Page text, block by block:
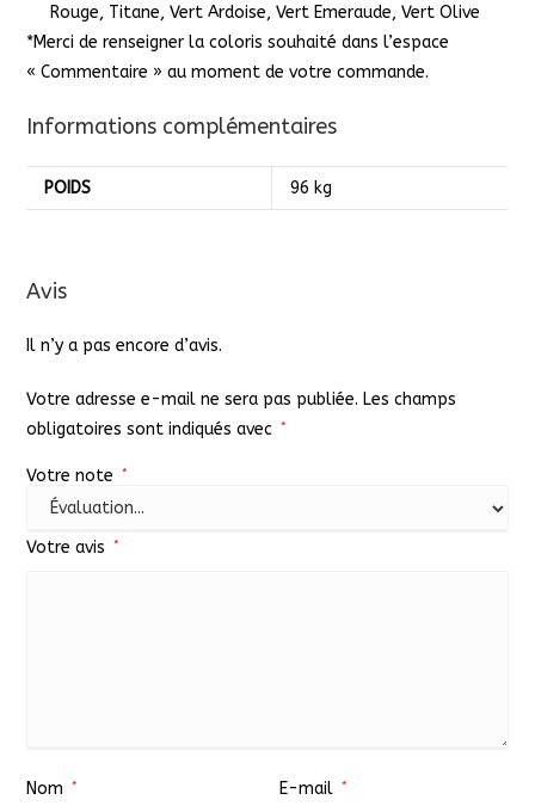
Rouge, Titane, Vert Ardoise, Vert Emeraude, Vert Olive
*Merci de renseigner la coloris souhaité dans l’espace
« Commentaire » au moment de votre commande.
Informations complémentaires
POIDS 96 kg
Avis
Il n’y a pas encore d’avis.
Votre adresse e-mail ne sera pas publiée. Les champs
obligatoires sont indiqués avec
*
Votre note *
Votre avis *
Nom * E-mail *